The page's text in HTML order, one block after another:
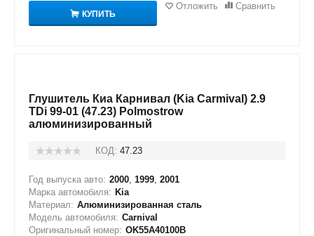
КУПИТЬ
Отложить Сравнить
Глушитель Киа Карнивал (Kia Carmival) 2.9
TDi 99-01 (47.23) Polmostrow
алюминизированный
КОД: 47.23
Год выпуска авто: 2000, 1999, 2001
Марка автомобиля: Kia
Материал: Алюминизированная сталь
Модель автомобиля: Carnival
Оригинальный номер: OK55A40100B